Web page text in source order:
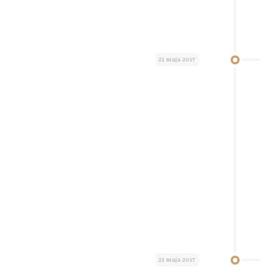
22 maja 2017
22 maja 2017